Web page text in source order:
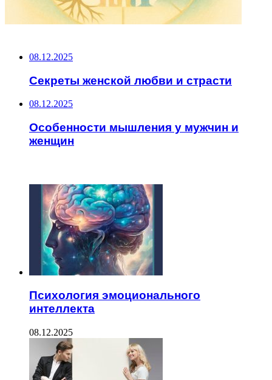
08.12.2025
Секреты женской любви и страсти
08.12.2025
Особенности мышления у мужчин и
женщин
Психология эмоционального
интеллекта
08.12.2025